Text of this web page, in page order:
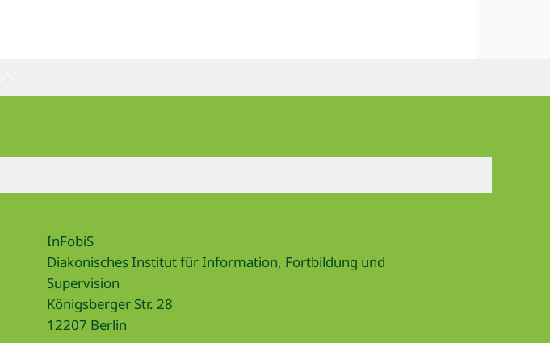
To
InFobiS
Diakonisches Institut für Information, Fortbildung und
Supervision
Königsberger Str. 28
12207 Berlin